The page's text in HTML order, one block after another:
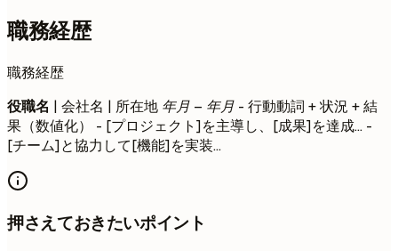
職務経歴
職務経歴
役職名 | 会社名 | 所在地 年月 – 年月 - 行動動詞 + 状況 + 結
果（数値化） - [プロジェクト]を主導し、[成果]を達成... -
[チーム]と協力して[機能]を実装...
押さえておきたいポイント